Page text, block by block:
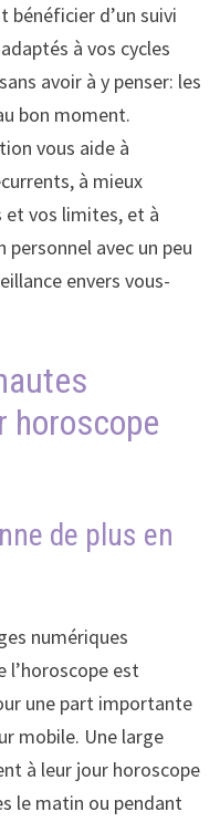
bénéficier d’un suivi
à vos cycles
avoir à y penser: les
bon moment.
vous aide à
à mieux
et vos limites, et à
avec un peu
envers vous-
horoscope
de plus en
numériques
est
une part importante
mobile. Une large
à leur jour horoscope
le matin ou pendant